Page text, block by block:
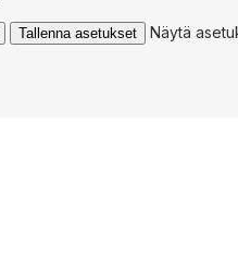
Tallenna asetukset
Näytä